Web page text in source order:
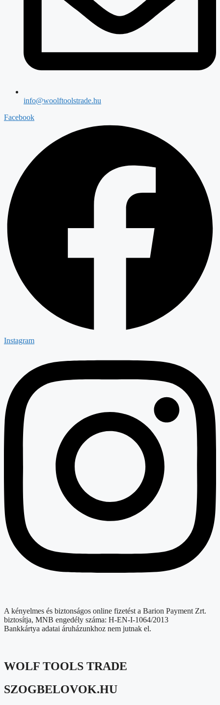
info@woolftoolstrade.hu
Facebook
Instagram
A kényelmes és biztonságos online fizetést a Barion Payment Zrt.
biztosítja, MNB engedély száma: H-EN-I-1064/2013
Bankkártya adatai áruházunkhoz nem jutnak el.
WOLF TOOLS TRADE
SZOGBELOVOK.HU